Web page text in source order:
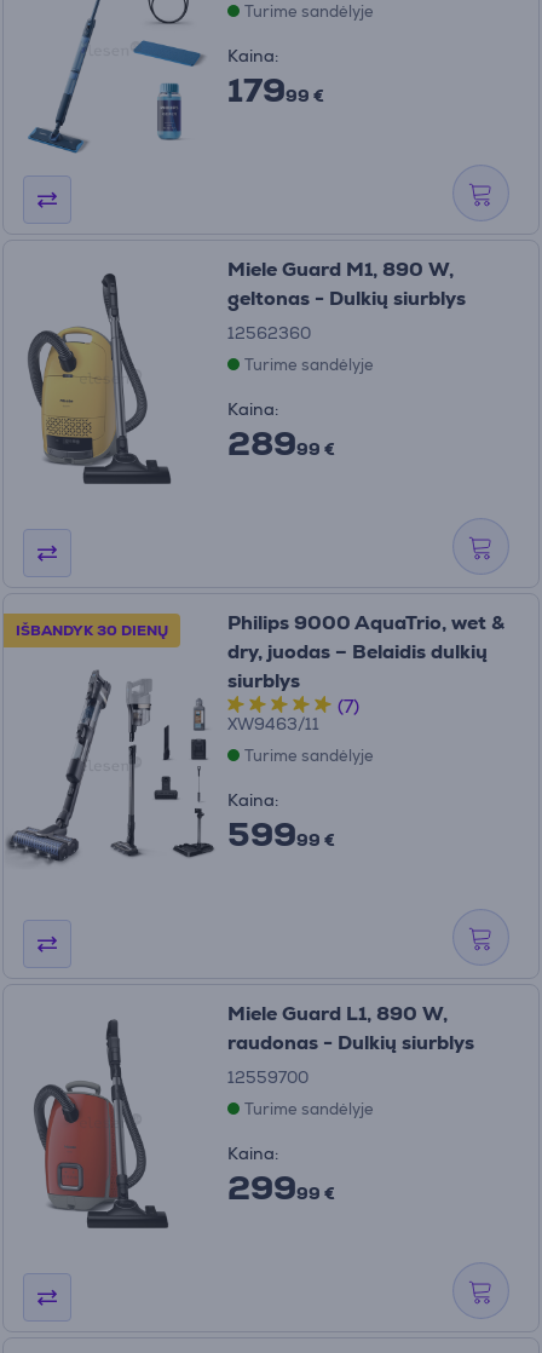
Turime sandėlyje
Kaina:
17999 €
Miele Guard M1, 890 W,
geltonas - Dulkių siurblys
12562360
Turime sandėlyje
Kaina:
28999 €
IŠBANDYK 30 DIENŲ
Philips 9000 AquaTrio, wet &
dry, juodas – Belaidis dulkių
siurblys
(7)
XW9463/11
Turime sandėlyje
Kaina:
59999 €
Miele Guard L1, 890 W,
raudonas - Dulkių siurblys
12559700
Turime sandėlyje
Kaina:
29999 €